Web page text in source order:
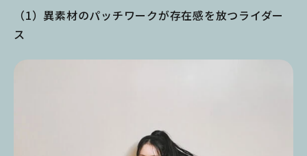
（1）異素材のパッチワークが存在感を放つライダー
ス